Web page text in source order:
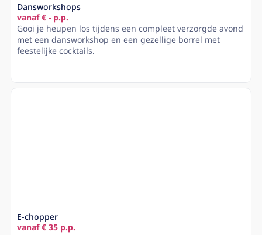
Dansworkshops
vanaf € - p.p.
Gooi je heupen los tijdens een compleet verzorgde avond
met een dansworkshop en een gezellige borrel met
feestelijke cocktails.
E-chopper
vanaf € 35 p.p.